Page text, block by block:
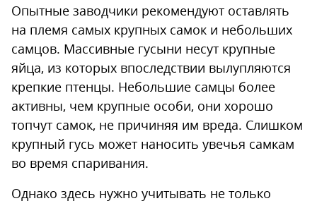
Опытные заводчики рекомендуют оставлять
на племя самых крупных самок и небольших
самцов. Массивные гусыни несут крупные
яйца, из которых впоследствии вылупляются
крепкие птенцы. Небольшие самцы более
активны, чем крупные особи, они хорошо
топчут самок, не причиняя им вреда. Слишком
крупный гусь может наносить увечья самкам
во время спаривания.
Однако здесь нужно учитывать не только